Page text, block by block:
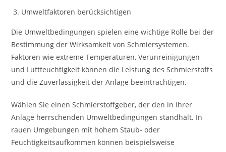
Umweltfaktoren berücksichtigen
Die Umweltbedingungen spielen eine wichtige Rolle bei der
Bestimmung der Wirksamkeit von Schmiersystemen.
Faktoren wie extreme Temperaturen, Verunreinigungen
und Luftfeuchtigkeit können die Leistung des Schmierstoffs
und die Zuverlässigkeit der Anlage beeinträchtigen.
Wählen Sie einen Schmierstoffgeber, der den in Ihrer
Anlage herrschenden Umweltbedingungen standhält. In
rauen Umgebungen mit hohem Staub- oder
Feuchtigkeitsaufkommen können beispielsweise